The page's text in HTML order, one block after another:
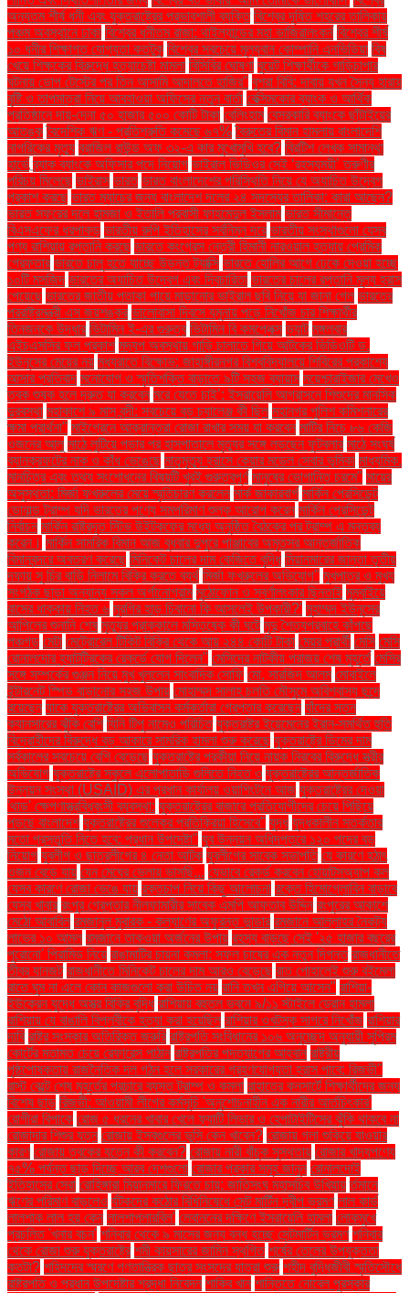
অন্যতম শীর্ষ ধনী এবং যুক্তরাষ্ট্রের প্রভাবশালী ব্যক্তি বিশ্বের দূষিত শহরের তালিকায়
পঞ্চম অবস্থানে ঢাকা বিশ্বের ধনীতম রাজা: থাইল্যান্ডের মহা ভাজিরালংকর্ন বিশ্বের শীর্ষ
১০ ধনীর শিক্ষাগত যোগ্যতা কতটুকু বিশ্বের সবচেয়ে মূল্যবান কোম্পানি এনভিডিয়া বিষ
খেয়ে শিক্ষকের বিরুদ্ধে হত্যাচেষ্টা মামলা বিসিবির ঘোষণা বুয়েট শিক্ষার্থীকে গাড়িচাপার
ঘটনায় ডোপ টেস্টের পর তিন আসামি আদালতে হাজির" বুশরা বিবি: দাবায় যখন সৈন্য হারায়
বৃষ্টি ও তাপমাত্রা নিয়ে আবহাওয়া অফিসের নতুন বার্তা বেক্সিমকোর ব্যাংক ও আর্থিক
প্রতিষ্ঠানে দায়-দেনা ৫০ হাজার ৫০০ কোটি টাকা বেলিংহাম বেসরকারি ব্যাংকে ছাঁটাইয়ের
আতঙ্ক বৈদেশিক ঋণ - প্রতিশ্রুতি কমেছে ৬৭% বৈরুতের বিমান হামলায় বাংলাদেশি
নাগরিকের মৃত্যু ব্রাজিল রাউন্ড অফ ৩২-এ কার মুখোমুখি হবে? ব্রিটিশ লেখক সামান্থা
হার্ভে ব্র্যাক ব্যাংকে অফিসার পদে নিয়োগ ভাইরাল ভিডিওর সেই ‘রহস্যময়ী’ তরুণীর
পরিচয় মিলেছে ভাইরাস ভারত ভারত বাংলাদেশের পরিস্থিতি নিয়ে যে অযাচিত উদ্বেগ
প্রকাশ করছে ভারত ম্যাচের জন্য বাংলাদেশ দলের ২৪ সদস্যের তালিকা: কারা আছেন?
ভারত সফরের দলে হামজা ও ইতালি প্রবাসী ফাহমেদুল ইসলাম ভারত সীমান্তে
বিএসএফের ধরপাকড় ভারতীয় রুপি ইতিহাসের সর্বনিম্ন দরে ভারতীয় সংস্থাগুলো যেসব
পণ্য রাশিয়ায় রপ্তানি করছে ভারতে কংগ্রেস নেত্রী হিমানী নারওয়াল হত্যায় প্রেমিক
গ্রেফতার ভারতে চালু হতে যাচ্ছে উড়ন্ত ট্যাক্সি ভারতে হোলির আগে ঢেকে দেওয়া হচ্ছে
১০টি মসজিদ ভারতের অযাচিত উদ্বেগ এবং দ্বিচারিতা ভারতের চালের রপ্তানি মূল্য হ্রাস
পেয়েছে ভারতের জাতীয় পতাকা পায়ে মাড়ানোর ভাইরাল ছবি নিয়ে যা জানা গেল ভারতের
পররাষ্ট্রমন্ত্রী এস জয়শঙ্কর ভালোবাসা দিবসে যমুনায় পড়ে নিখোঁজ চার শিক্ষার্থীর
তিনজনকে উদ্ধার ভিটামিন ই-এর গুরুত্ব ভিটামিন বি কমপ্লেক্স ভ্যাট মঙ্গলবার
এইচএসসির ফল প্রকাশ মদ্যপ অবস্থায় গাড়ি চালাতে গিয়ে আটকের ভিডিওটি ড.
ইউনূসের মেয়ের নয় মধ্যরাতে বিক্ষোভ: জাহাঙ্গীরনগর বিশ্ববিদ্যালয়ে শিবিরের প্রকাশ্যে
আসার প্রতিবাদ মনোযোগ ও স্মৃতিশক্তি বাড়াতে ৯টি সহজ ব্যায়াম ময়েশ্চারাইজার মেখেও
ত্বক শুষ্ক হলে দ্রুত যা করবেন মরে যেতে চাই’: ইসরায়েলি আগ্রাসনে শিশুদের মানসিক
দুরবস্থা মহাকাশে ৯ মাস বন্দী: সবচেয়ে বড় চ্যালেঞ্জ কী ছিল মহানগর পুলিশ কমিশনারের
ক্ষমা প্রার্থনা" মাইগ্রেনে আক্রান্তরা রোজা রাখার সময় যা করবেন মাটির নিচে ৮৬ কেজি
ওজনের আলু মাঠে লুটিয়ে পড়ার পর হাসপাতালে মৃত্যুর সঙ্গে লড়ছেন ফুটবলার মাঠে সংঘর্ষ
ব্যানক্রফটের নাক ও কাঁধ ভেঙেছে মাতৃমৃত্যু হ্রাসে কেয়ার মডেল সেবার ভূমিকা মাধ্যমিক.
মানচিত্র এবং তথ্য সংশোধনের বিষয়টি খুবই গুরুত্বপূর্ণ মানুষের ভোগান্তি চরমে" মায়ের
অসুস্থতা: মির্জা ফখরুলের মেয়ে স্মৃতিচারণ করলেন মার্ক জাকারবার্গ মার্কিন প্রেসিডেন্ট
ডোনাল্ড ট্রাম্প যদি ভারতের পণ্যে সমপরিমাণ শুল্ক আরোপ করেন মার্কিন প্রেসিডেন্ট
নির্বাচন মার্কিন রাষ্ট্রদূত স্টিভ উইটকফের মধ্যে অনুষ্ঠিত বৈঠকের পর ট্রাম্প এ মন্তব্য
করেন। মার্কিন সামরিক বিমান আজ বুধবার দুপুরে পাঞ্জাবের অমৃতসর আন্তর্জাতিক
বিমানবন্দরে অবতরণ করেছে মিনিকেট চালের দাম কেজিতে বৃদ্ধি মিয়ানমারের জান্তা তৃতীয়
দফায় সু চির বাড়ি নিলামে বিক্রি করতে ব্যর্থ মির্জা ফখরুলের অভিযোগ" মুখপাত্র ও মুখ্য
সংগঠক ছাড়া অন্যান্য সকল অর্গানোগ্রাম মুঠোফোন ও স্বর্ণালংকার ছিনতাই মুম্বাইয়ে
বাসের ধাক্কায় নিহত ৬ মুরগির হাড় চিবানো কি আসলেই উপকারী?' মুহাম্মদ ইউনূসের
আপিলের শুনানি শেষ মৃত্যুর প্রাক্কালে মস্তিষ্কে কী ঘটে মৃদু শৈত্যপ্রবাহে কাঁপছে
পঞ্চগড় মেটা মেট্রোরেল টিকিট বিক্রি থেকে আয় ২৪৪ কোটি টাকা মেয়র প্রার্থী মেসি মেসি
রোনালদোর হ্যাটট্রিকের রেকর্ডে যোগ দিলেন" মেসিদের নাটকীয় পরাজয় শেষ মুহূর্তে মেসির
সঙ্গে সম্পর্কের গুঞ্জন নিয়ে মুখ খুললেন সাংবাদিক সোফি মো. সারজিদ আলম মোবাইলে
ইন্টারনেট স্পিড বাড়ানোর সহজ উপায় মোহাম্মদ সালাহ চলতি মৌসুমে অবিশ্বাস্য ছন্দে
রয়েছেন যাকে যুক্তরাষ্ট্রের অভিবাসন কর্মকর্তারা গ্রেপ্তার করেছেন যাঁদের স্তন
ক্যানসারের ঝুঁকি বেশি যিনি টিপু নামেও পরিচিত যুক্তরাষ্ট্র ইয়েমেনের ইরান-সমর্থিত হুতি
বিদ্রোহীদের বিরুদ্ধে বড় আকারে সামরিক হামলা শুরু করেছে যুক্তরাষ্ট্রে ডিমের দাম
সর্বকালের সবচেয়ে বেশি বেড়েছে যুক্তরাষ্ট্রে পরকীয়া নিয়ে নায়ক নিরবের বিরুদ্ধে স্ত্রীর
অভিযোগ যুক্তরাষ্ট্রে স্কুলে এলোপাতাড়ি গুলিতে নিহত ৩ যুক্তরাষ্ট্রের আন্তর্জাতিক
উন্নয়ন সংস্থা (USAID) এর প্রধান কার্যালয় ওয়াশিংটনে আজ যুক্তরাষ্ট্রের দেওয়া
'থাড' ক্ষেপণাস্ত্রবিধ্বংসী ব্যবস্থা: যুক্তরাষ্ট্রের বাজারে প্রতিযোগীদের চেয়ে পিছিয়ে
পড়ছে বাংলাদেশ যুক্তরাষ্ট্রের শুল্কের প্রতিক্রিয়া হিসেবে" যুদ্ধ যুদ্ধকালীন সতর্কতার
মতো প্রস্তুতি নিতে হবে: প্রধান উপদেষ্টা" যুব উন্নয়ন অধিদপ্তরে ১২০ পদের বড়
নিয়োগ যুবলীগ ও ছাত্রলীগের ৪ নেতা আটক যুবলীগের সাবেক সভাপতি যে কারণে হঠাৎ
ওজন বেড়ে যায় যেন মেঘের ভেলায় ভাসছি... যেভাবে রেকর্ড করবেন হোয়াটসঅ্যাপ কল
যেসব কারণে রোজা ভেঙে যায় রক্তচাপ নিয়ে কিছু আলোচনা রক্তে হিমোগ্লোবিন বাড়াবে
যেসব খাবার রংপুর গ্রেপ্তার নীলফামারীর সাবেক এমপি আফতাব উদ্দিন রংপুরের আকাশে
মেঠো আবাবিল রমজানুল মুবারক - কল্যাণের অফুরন্ত ভান্ডার রমজানে আল্লাহর নৈকট্য
লাভের ১০ আমল রমজানে তাকওয়া অর্জনের উপায় রহস্য বাড়ছে সেই '২৫ হাজার বছরের
পুরোনো' পিরামিড নিয়ে রাঙামাটির চায়না কমলা: সফল চাষের এক নতুন দিগন্ত রাজধানীতে
তীব্র যানজট রাজধানীতে মিনিকেট চালের দাম আরও বেড়েছে রাত পোহালেই শুরু বইমেলা
রাতে ঘুম না এলে কোন কাজগুলো করা উচিত নয় রানি তখন এগিয়ে আসেন" রাশিয়া-
ইউক্রেন যুদ্ধে অস্ত্র বিক্রি বৃদ্ধি রাশিয়ায় বহুতল ভবনে ৯/১১ স্টাইলে ড্রোন হামলা
রাশিয়ায় যে বাঙালি বিপ্লবীকে হত্যা করা হয়েছিল রাশিয়ার ওখটস্ক সাগরে নিখোঁজ রাশিয়ার
দাবি রাষ্ট্র সংস্কার অতিরিক্ত জরুরি রাষ্ট্রপতি সংবিধানের ১০৬ অনুচ্ছেদ অনুযায়ী সুপ্রিম
কোর্টের মতামত চেয়ে রেফারেন্স পাঠান রাষ্ট্রপতির পদত্যাগের আহ্বান রাষ্ট্রীয়
পৃষ্ঠপোষকতায় রাজনৈতিক দল গঠন হলে সরকারের গ্রহণযোগ্যতা হ্রাস পাবে: রিজভী"
রাস্ট বেল্টে শেষ মুহূর্তের প্রচারে ব্যস্ত ট্রাম্প ও কমলা রাহাতের কনসার্টে শিক্ষার্থীদের জন্য
বিশেষ ছাড় রিজভী: আওয়ামী লীগের কর্মসূচি 'অনুশোচনাহীন এক নারীর আর্তচিৎকার'
রোগীরা বিপাকে রোজ ৫ ধরনের খাবার খেলে ফ্যাটি লিভার ও হেপাটাইটিসের ঝুঁকি থাকবে না
রোজাদার শিশুর যত্ন রোজায় ইসবগুলের ভুসি কেন খাবেন? রোজায় গলা শুকিয়ে যাওয়ার
কারণ রোজায় ত্বকের যত্নে কী করবেন? রোজায় নারী বাঁচুক সুস্থতায় রোজার খাদ্যপণ্যে
৭৫% পর্যন্ত ছাড় দিচ্ছে আরব দেশগুলো রোজার প্রকার সমূহ জানুন রোনালদোই
ইতিহাসের সেরা রোহিঙ্গারা মিয়ানমারে ফিরতে চায়: জাতিসংঘ মহাসচিব উখিয়ায় র্তমানে
ঋণের পরিমাণ বাড়লেও র্যটকদের কঠোর বিধিনিষেধে সেন্ট মার্টিন দ্বীপ ভ্রমণ লাল কার্ড
লালশাক লাল হয় কেন লালশাপলারবিল' লেবাননের দক্ষিণে ইসরায়েলি হামলা লোকমুখে
প্রচলিত 'খনার বচন' শনিবার থেকে ৯ মাসের জন্য বন্ধ হচ্ছে সেন্টমার্টিন ভ্রমণ শনিবার
থেকে রোজা শুরু যুক্তরাষ্ট্রে শমী কায়সারের জামিন স্থগিত শর্ষের তেলের উপযুক্ততা
কতটা? শহিদদের স্মরণে গণতান্ত্রিক ছাত্র সংসদের যাত্রা শুরু শহীদ বুদ্ধিজীবী স্মৃতিসৌধে
রাষ্ট্রপতি ও প্রধান উপদেষ্টার শ্রদ্ধা নিবেদন শাকিব খান শান্তিতে নোবেল পুরস্কার